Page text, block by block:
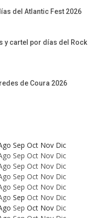
del Atlantic Fest 2026
y cartel por días del Rock
de Coura 2026
Sep Oct Nov Dic
Sep Oct Nov Dic
Sep Oct Nov Dic
Sep Oct Nov Dic
Sep Oct Nov Dic
Sep Oct Nov Dic
Sep Oct Nov Dic